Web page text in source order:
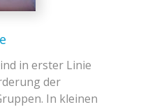
in erster Linie
der
In kleinen